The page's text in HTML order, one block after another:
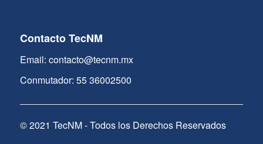
Contacto TecNM
Email: contacto@tecnm.mx
Conmutador: 55 36002500
© 2021 TecNM - Todos los Derechos Reservados